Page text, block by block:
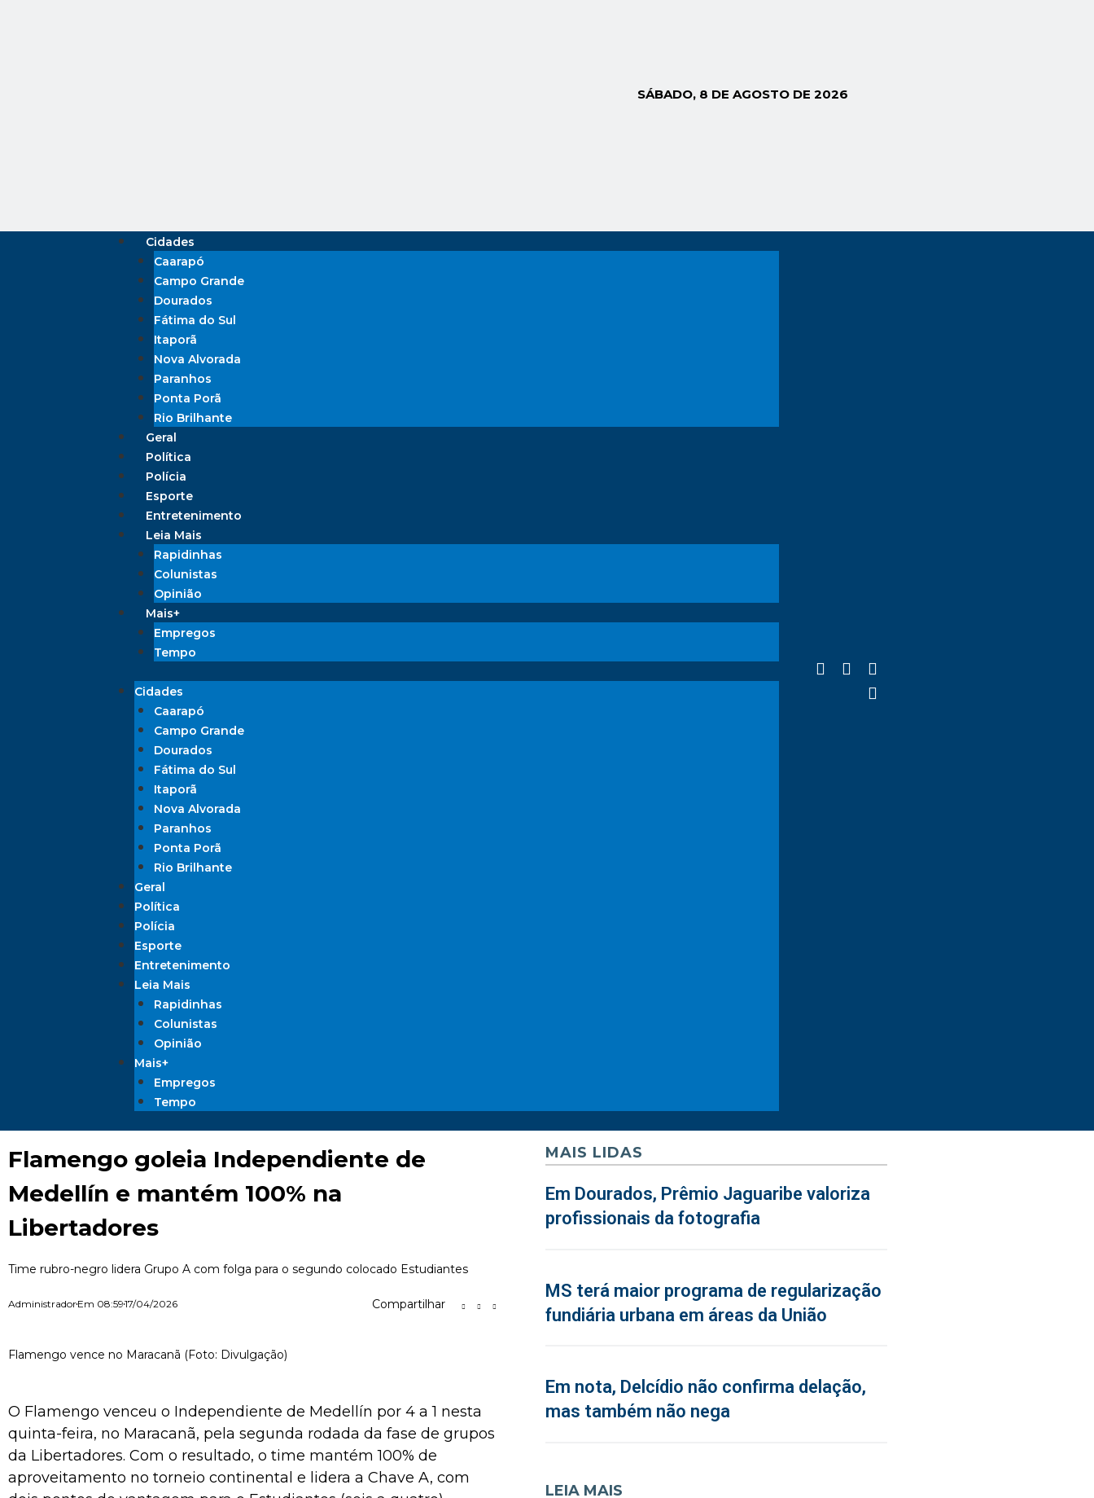
SÁBADO, 8 DE AGOSTO DE 2026
Cidades
Caarapó
Campo Grande
Dourados
Fátima do Sul
Itaporã
Nova Alvorada
Paranhos
Ponta Porã
Rio Brilhante
Geral
Política
Polícia
Esporte
Entretenimento
Leia Mais
Rapidinhas
Colunistas
Opinião
Mais+
Empregos
Tempo
Cidades
Caarapó
Campo Grande
Dourados
Fátima do Sul
Itaporã
Nova Alvorada
Paranhos
Ponta Porã
Rio Brilhante
Geral
Política
Polícia
Esporte
Entretenimento
Leia Mais
Rapidinhas
Colunistas
Opinião
Mais+
Empregos
Tempo
Flamengo goleia Independiente de
Medellín e mantém 100% na
Libertadores
Time rubro-negro lidera Grupo A com folga para o segundo colocado Estudiantes
AdministradorEm 08:5917/04/2026 Compartilhar
Flamengo vence no Maracanã (Foto: Divulgação)
O Flamengo venceu o Independiente de Medellín por 4 a 1 nesta
quinta-feira, no Maracanã, pela segunda rodada da fase de grupos
da Libertadores. Com o resultado, o time mantém 100% de
aproveitamento no torneio continental e lidera a Chave A, com
MAIS LIDAS
Em Dourados, Prêmio Jaguaribe valoriza
profissionais da fotografia
MS terá maior programa de regularização
fundiária urbana em áreas da União
Em nota, Delcídio não confirma delação,
mas também não nega
LEIA MAIS